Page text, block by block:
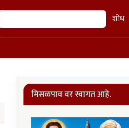
शोध
मिसळपाव वर स्वागत आहे.